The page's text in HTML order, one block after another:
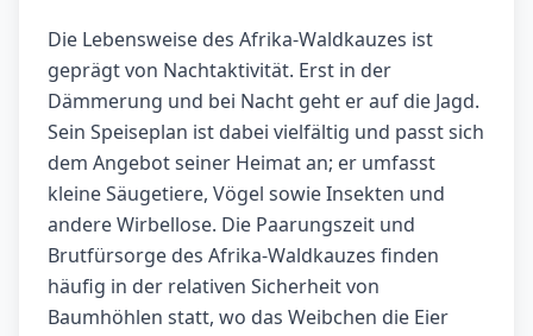
Die Lebensweise des Afrika-Waldkauzes ist
geprägt von Nachtaktivität. Erst in der
Dämmerung und bei Nacht geht er auf die Jagd.
Sein Speiseplan ist dabei vielfältig und passt sich
dem Angebot seiner Heimat an; er umfasst
kleine Säugetiere, Vögel sowie Insekten und
andere Wirbellose. Die Paarungszeit und
Brutfürsorge des Afrika-Waldkauzes finden
häufig in der relativen Sicherheit von
Baumhöhlen statt, wo das Weibchen die Eier